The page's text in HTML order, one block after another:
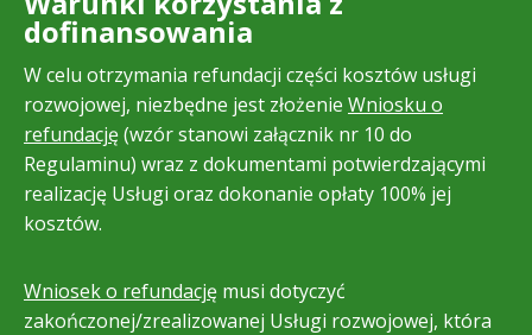
dofinansowania
W celu otrzymania refundacji części kosztów usługi
rozwojowej, niezbędne jest złożenie Wniosku o
refundację(wzór stanowi załącznik nr 10 do
Regulaminu) wraz z dokumentami potwierdzającymi
realizację Usługi oraz dokonanie opłaty 100% jej
kosztów.
Wniosek o refundację musi dotyczyć
zakończonej/zrealizowanej Usługi rozwojowej, która